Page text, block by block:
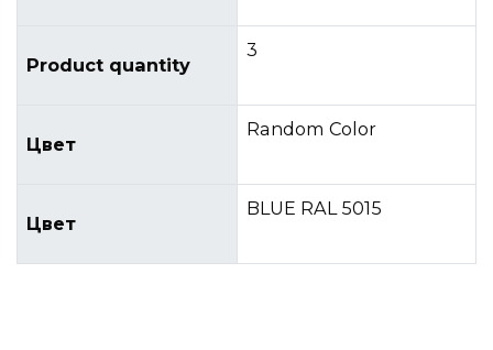
Product quantity
3
Цвет
Random Color
Цвет
BLUE RAL 5015